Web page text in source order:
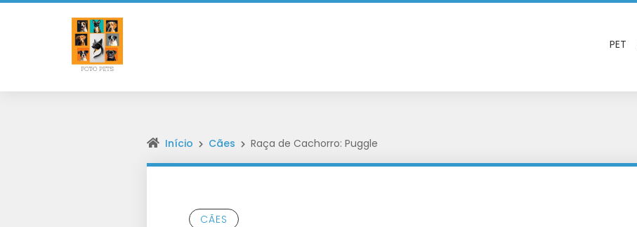
PET
Início Cães Raça de Cachorro: Puggle
CÃES